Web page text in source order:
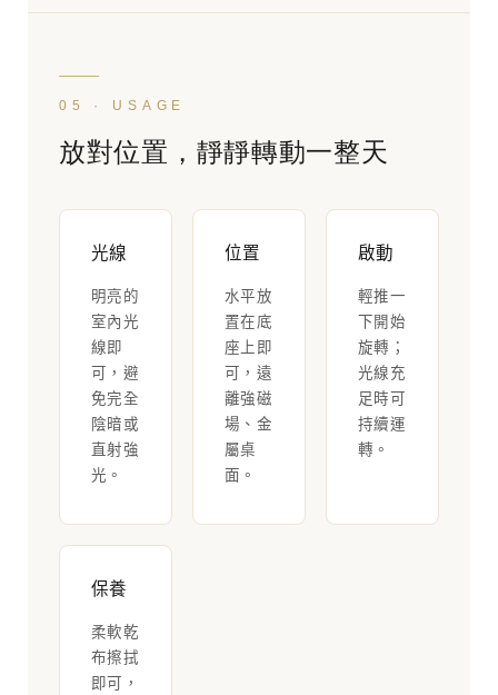
05 · USAGE
放對位置，靜靜轉動一整天
光線
明亮的
室內光
線即
可，避
免完全
陰暗或
直射強
光。
位置
水平放
置在底
座上即
可，遠
離強磁
場、金
屬桌
面。
啟動
輕推一
下開始
旋轉；
光線充
足時可
持續運
轉。
保養
柔軟乾
布擦拭
即可，